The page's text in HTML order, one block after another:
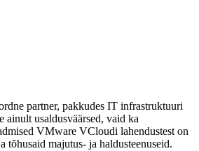
partner, pakkudes IT infrastruktuuri
ainult usaldusväärsed, vaid ka
VMware VCloudi lahendustest on
tõhusaid majutus- ja haldusteenuseid.